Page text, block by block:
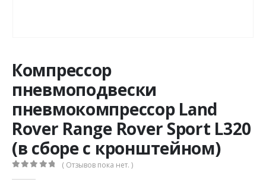
Компрессор
пневмоподвески
пневмокомпрессор Land
Rover Range Rover Sport L320
(в сборе с кронштейном)
( Отзывов пока нет. )